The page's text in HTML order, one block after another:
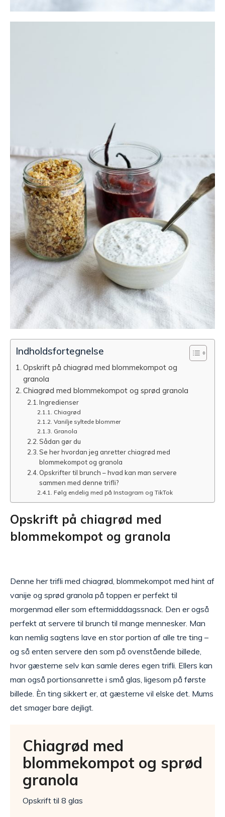
Indholdsfortegnelse
Opskrift på chiagrød med blommekompot og
granola
Chiagrød med blommekompot og sprød granola
Ingredienser
Chiagrød
Vanilje syltede blommer
Granola
Sådan gør du
Se her hvordan jeg anretter chiagrød med
blommekompot og granola
Opskrifter til brunch – hvad kan man servere
sammen med denne trifli?
Følg endelig med på Instagram og TikTok
Opskrift på chiagrød med
blommekompot og granola
Denne her trifli med chiagrød, blommekompot med hint af
vanije og sprød granola på toppen er perfekt til
morgenmad eller som eftermidddagssnack. Den er også
perfekt at servere til brunch til mange mennesker. Man
kan nemlig sagtens lave en stor portion af alle tre ting –
og så enten servere den som på ovenstående billede,
hvor gæsterne selv kan samle deres egen trifli. Ellers kan
man også portionsanrette i små glas, ligesom på første
billede. Èn ting sikkert er, at gæsterne vil elske det. Mums
det smager bare dejligt.
Chiagrød med
blommekompot og sprød
granola
Opskrift til 8 glas